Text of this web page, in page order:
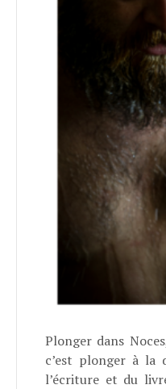
Plonger dans
c’est plonger à la
l’écriture et du